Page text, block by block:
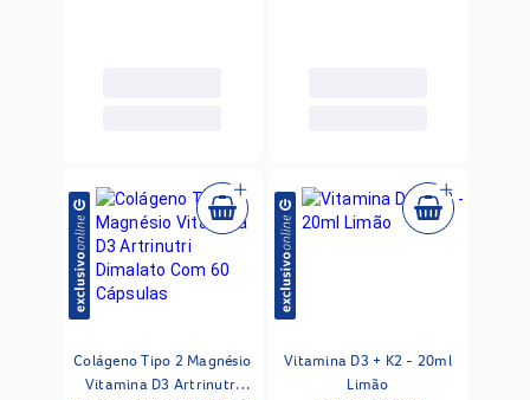
Colágeno Tipo 2 Magnésio
Vitamina D3 Artrinutri
Vitamina D3 + K2 - 20ml
Limão